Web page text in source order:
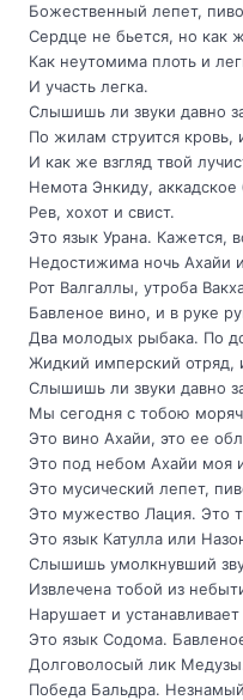
Божественный лепет,
Сердце не бьется, но как
Как неутомима плоть и
И участь легка.
Слышишь ли звуки давно
По жилам струится кровь,
И как же взгляд твой
Немота Энкиду, аккадское
Рев, хохот и свист.
Это язык Урана. Кажется,
Недостижима ночь Ахайи
Рот Валгаллы, утроба
Бавленое вино, и в руке
Два молодых рыбака. По
Жидкий имперский отряд,
Слышишь ли звуки давно
Мы сегодня с тобою
Это вино Ахайи, это ее
Это под небом Ахайи моя
Это мусический лепет,
Это мужество Лация. Это
Это язык Катулла или
Слышишь умолкнувший
Извлечена тобой из
Нарушает и
Это язык Содома.
Долговолосый лик
Победа Бальдра.